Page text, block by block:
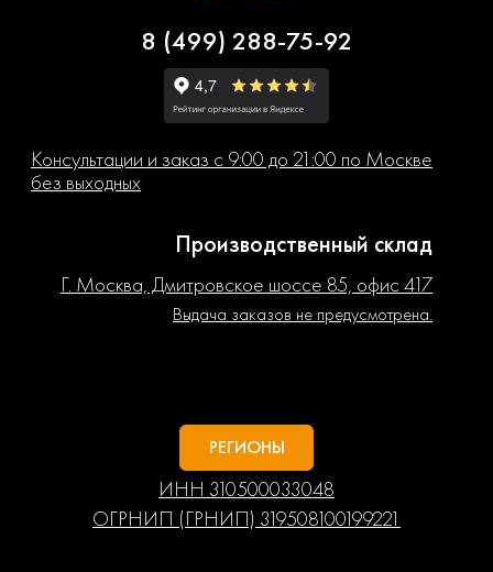
8 (499) 288-75-92
Консультации и заказ с 9:00 до 21:00 по Москве
без выходных
Производственный склад
Г. Москва, Дмитровское шоссе 85, офис 417
Выдача заказов не предусмотрена.
РЕГИОНЫ
ИНН 310500033048
ОГРНИП (ГРНИП) 319508100199221